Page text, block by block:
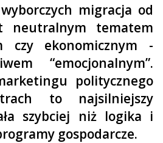
migracja od
neutralnym tematem
czy ekonomicznym -
“emocjonalnym”.
politycznego
to najsilniejszy
szybciej niż logika i
gospodarcze.